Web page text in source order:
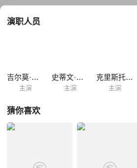
演职人员
吉尔莫·德尔·托罗
主演
史蒂文·休斯
主演
克里斯托弗·李
主演
猜你喜欢